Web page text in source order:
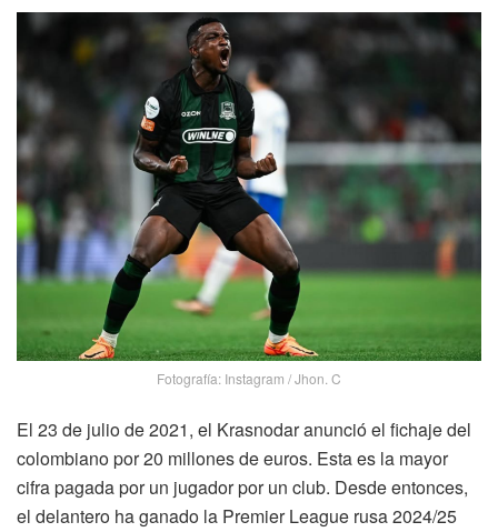
Fotografía: Instagram / Jhon. C
El 23 de julio de 2021, el Krasnodar anunció el fichaje del
colombiano por 20 millones de euros. Esta es la mayor
cifra pagada por un jugador por un club. Desde entonces,
el delantero ha ganado la Premier League rusa 2024/25